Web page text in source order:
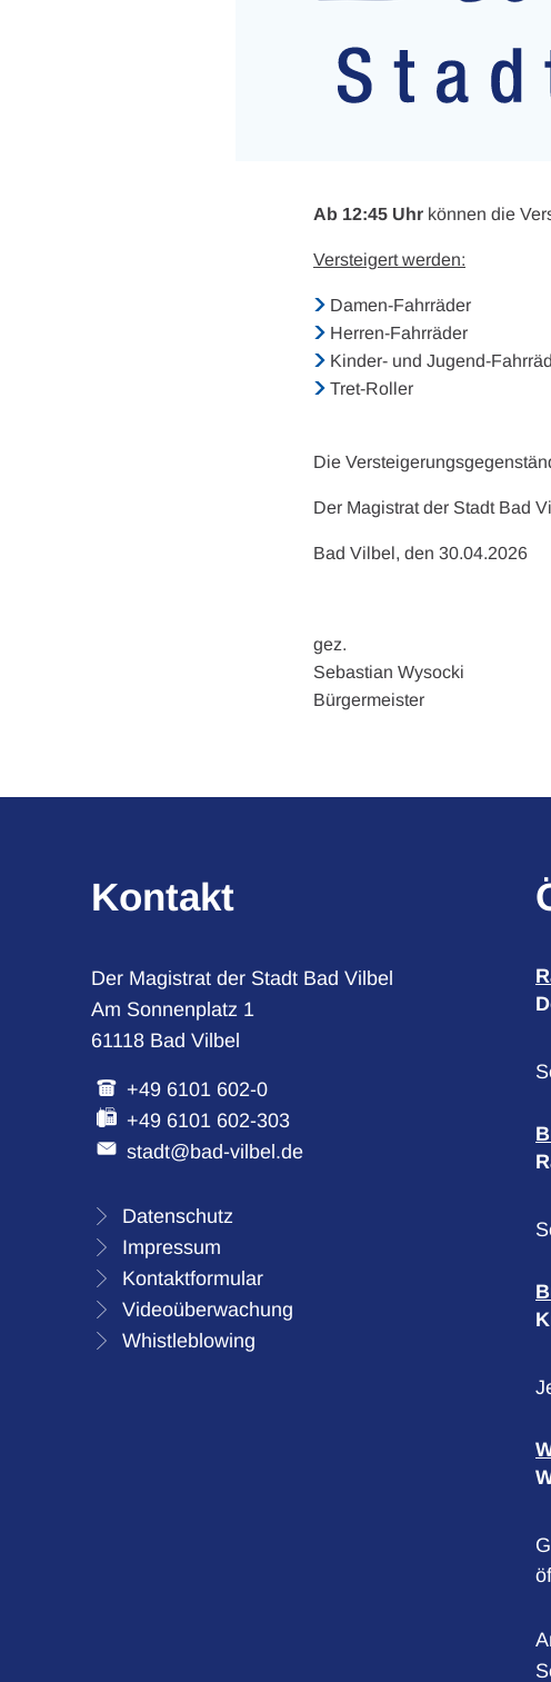
Ab 12:45 Uhr können die
Versteigert werden:
Damen-Fahrräder
Herren-Fahrräder
Kinder- und Jugend-
Tret-Roller
Die
Der Magistrat der Stadt Bad
Bad Vilbel, den 30.04.2026
gez.
Sebastian Wysocki
Bürgermeister
Kontakt
Der Magistrat der Stadt Bad Vilbel
Am Sonnenplatz 1
61118 Bad Vilbel
+49 6101 602-0
+49 6101 602-303
stadt@bad-vilbel.de
Datenschutz
Impressum
Kontaktformular
Videoüberwachung
Whistleblowing